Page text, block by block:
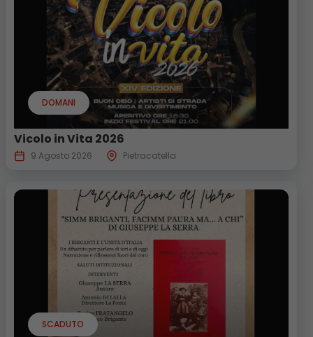
DOMANI
Vicolo in Vita 2026
9 Agosto 2026 Pietracatella
SCADUTO